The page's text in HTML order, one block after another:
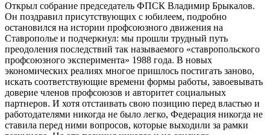
Открыл собрание председатель ФПСК Владимир Брыкалов.
Он поздравил присутствующих с юбилеем, подробно
остановился на истории профсоюзного движения на
Ставрополье и подчеркнул: мы прошли трудный путь
преодоления последствий так называемого «ставропольского
профсоюзного эксперимента» 1988 года. В новых
экономических реалиях многое пришлось постигать заново,
искать соответствующие времени формы работы, завоевывать
доверие членов профсоюзов и авторитет социальных
партнеров. И хотя отстаивать свою позицию перед властью и
работодателями никогда не было легко, Федерация никогда не
ставила перед ними вопросов, которые выходили за рамки